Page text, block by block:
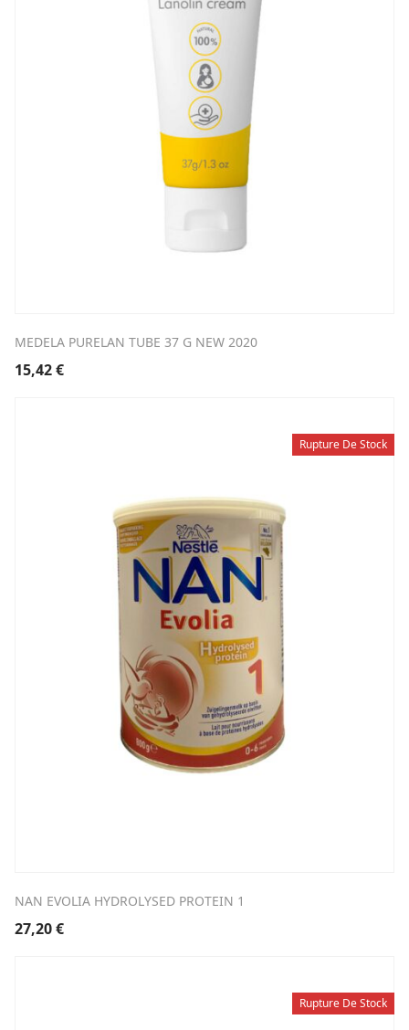
MEDELA PURELAN TUBE 37 G NEW 2020
15,42€
Rupture De Stock
NAN EVOLIA HYDROLYSED PROTEIN 1
27,20€
Rupture De Stock